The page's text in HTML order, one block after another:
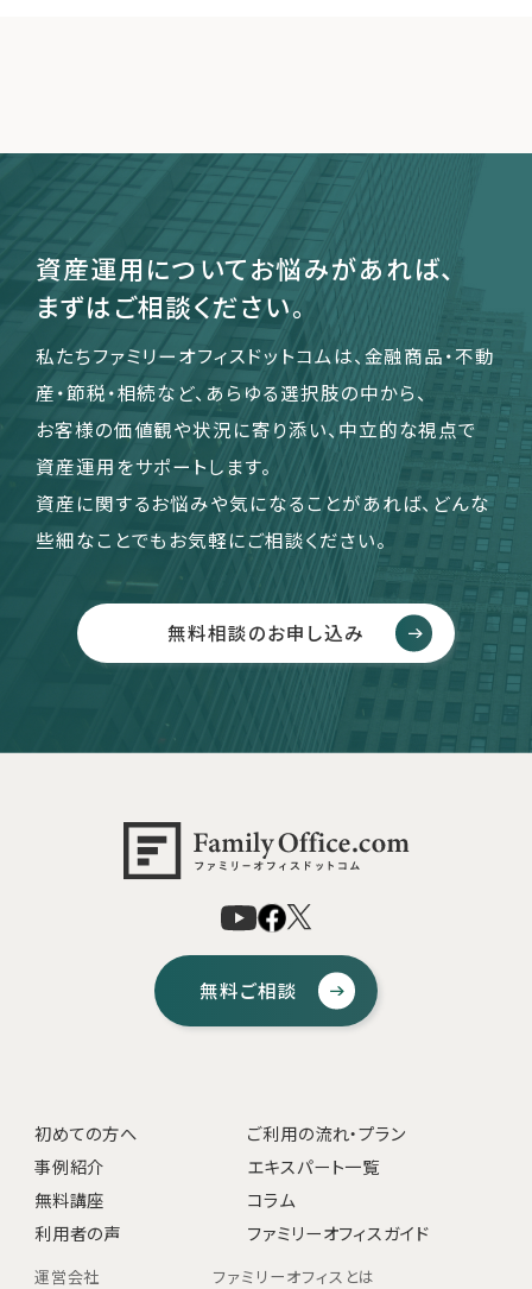
資産運用についてお悩みがあれば、
まずはご相談ください。
私たちファミリーオフィスドットコムは、金融商品・不動
産・節税・相続など、あらゆる選択肢の中から、
お客様の価値観や状況に寄り添い、中立的な視点で
資産運用をサポートします。
資産に関するお悩みや気になることがあれば、どんな
些細なことでもお気軽にご相談ください。
無料相談のお申し込み
無料ご相談
初めての方へ
ご利用の流れ・プラン
事例紹介
エキスパート一覧
無料講座
コラム
利用者の声
ファミリーオフィスガイド
運営会社 ファミリーオフィスとは